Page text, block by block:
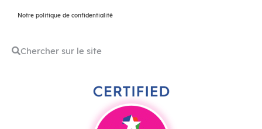
Notre politique de confidentialité